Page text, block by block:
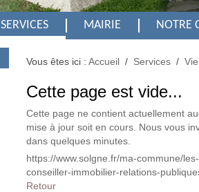
SERVICES MAIRIE NOTRE
Vous êtes ici : Accueil / Services /
Cette page est vide...
Cette page ne contient actuellement
mise à jour soit en cours. Nous vous
dans quelques minutes.
https://www.solgne.fr/ma-commune/
conseiller-immobilier-relations-
Retour